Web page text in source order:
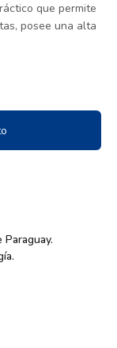
que permite
posee una alta